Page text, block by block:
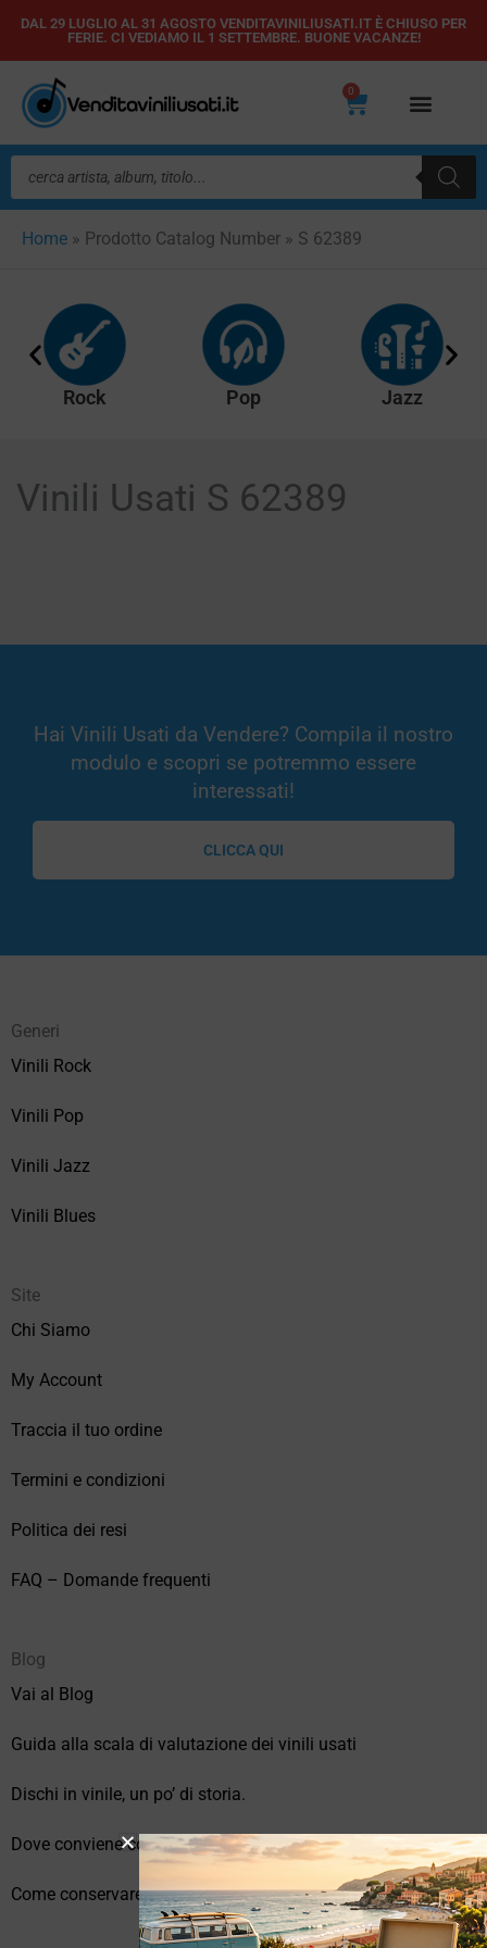
Vai
contenuto
DAL 29 LUGLIO AL 31 AGOSTO VENDITAVINILIUSATI.IT È CHIUSO PER
FERIE. CI VEDIAMO IL 1 SETTEMBRE. BUONE VACANZE!
0
Carrello
Ricerca
prodotti
Home » Prodotto Catalog Number » S 62389
Rock Pop Jazz
Vinili Usati S 62389
Hai Vinili Usati da Vendere? Compila il nostro
modulo e scopri se potremmo essere
interessati!
CLICCA QUI
Generi
Vinili Rock
Vinili Pop
Vinili Jazz
Vinili Blues
Site
Chi Siamo
My Account
Traccia il tuo ordine
Termini e condizioni
Politica dei resi
FAQ – Domande frequenti
Blog
Vai al Blog
Guida alla scala di valutazione dei vinili usati
Dischi in vinile, un po’ di storia.
Dove conviene comprare vinili online?
Come conservare correttamente i vinili usati